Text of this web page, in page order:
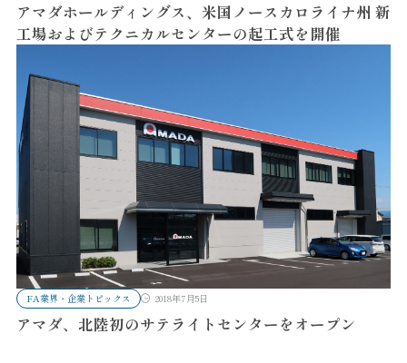
アマダホールディングス、米国ノースカロライナ州 新
工場およびテクニカルセンターの起工式を開催
FA業界・企業トピックス 2018年7月5日
アマダ、北陸初のサテライトセンターをオープン